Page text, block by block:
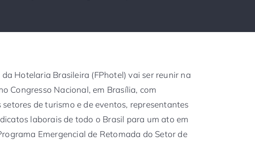
Hotelaria Brasileira (FPhotel) vai ser reunir na
Congresso Nacional, em Brasília, com
de turismo e de eventos, representantes
laborais de todo o Brasil para um ato em
Emergencial de Retomada do Setor de